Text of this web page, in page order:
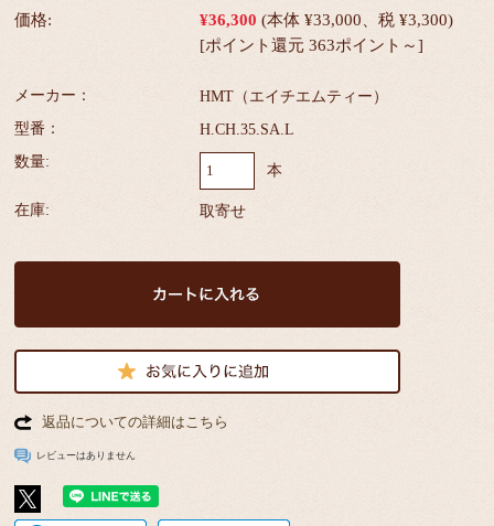
価格: ¥36,300 (本体 ¥33,000、税 ¥3,300)
[ポイント還元 363ポイント～]
メーカー：
HMT（エイチエムティー）
型番：
H.CH.35.SA.L
数量:
本
在庫: 取寄せ
返品についての詳細はこちら
レビューはありません